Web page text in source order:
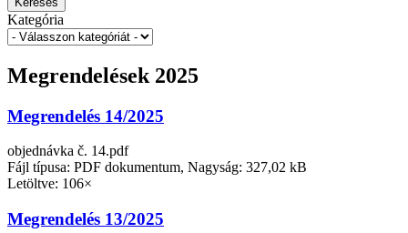
Kategória
Megrendelések 2025
Megrendelés 14/2025
objednávka č. 14.pdf
Fájl típusa: PDF dokumentum, Nagyság: 327,02 kB
Letöltve: 106×
Megrendelés 13/2025